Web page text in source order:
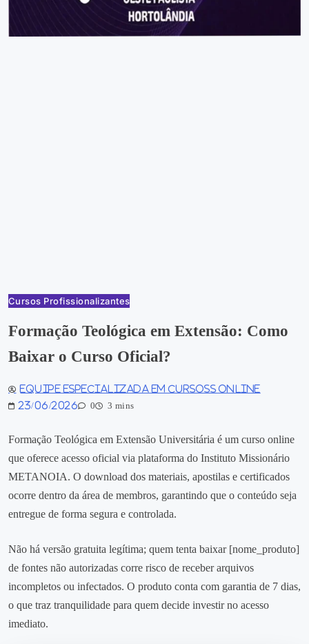
Cursos Profissionalizantes
Formação Teológica em Extensão: Como
Baixar o Curso Oficial?
Equipe especializada em Cursoss Online
23/06/2026
0 3 mins
Formação Teológica em Extensão Universitária é um curso online
que oferece acesso oficial via plataforma do Instituto Missionário
METANOIA. O download dos materiais, apostilas e certificados
ocorre dentro da área de membros, garantindo que o conteúdo seja
entregue de forma segura e controlada.
Não há versão gratuita legítima; quem tenta baixar [nome_produto]
de fontes não autorizadas corre risco de receber arquivos
incompletos ou infectados. O produto conta com garantia de 7 dias,
o que traz tranquilidade para quem decide investir no acesso
imediato.